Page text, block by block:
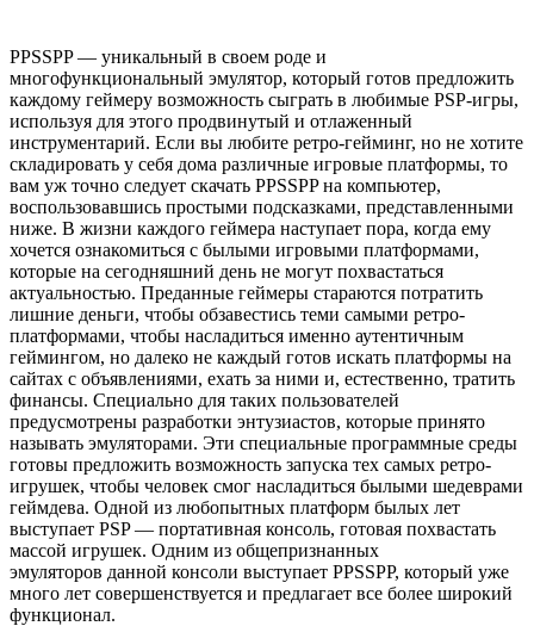
PPSSPP — уникальный в своем роде и
многофункциональный эмулятор, который готов предложить
каждому геймеру возможность сыграть в любимые PSP-игры,
используя для этого продвинутый и отлаженный
инструментарий. Если вы любите ретро-гейминг, но не хотите
складировать у себя дома различные игровые платформы, то
вам уж точно следует скачать PPSSPP на компьютер,
воспользовавшись простыми подсказками, представленными
ниже. В жизни каждого геймера наступает пора, когда ему
хочется ознакомиться с былыми игровыми платформами,
которые на сегодняшний день не могут похвастаться
актуальностью. Преданные геймеры стараются потратить
лишние деньги, чтобы обзавестись теми самыми ретро-
платформами, чтобы насладиться именно аутентичным
геймингом, но далеко не каждый готов искать платформы на
сайтах с объявлениями, ехать за ними и, естественно, тратить
финансы. Специально для таких пользователей
предусмотрены разработки энтузиастов, которые принято
называть эмуляторами. Эти специальные программные среды
готовы предложить возможность запуска тех самых ретро-
игрушек, чтобы человек смог насладиться былыми шедеврами
геймдева. Одной из любопытных платформ былых лет
выступает PSP — портативная консоль, готовая похвастать
массой игрушек. Одним из общепризнанных
эмуляторов данной консоли выступает PPSSPP, который уже
много лет совершенствуется и предлагает все более широкий
функционал.